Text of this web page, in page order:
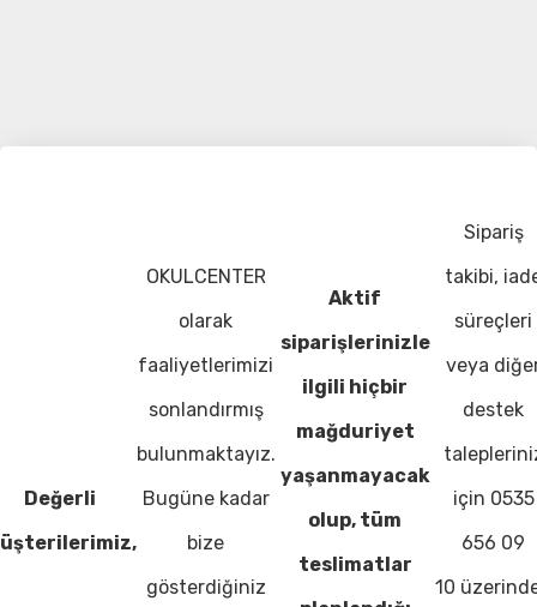
Değerli
OKULCENTER
olarak
faaliyetlerimizi
sonlandırmış
bulunmaktayız.
Bugüne kadar
bize
gösterdiğiniz
Aktif
siparişlerinizle
ilgili hiçbir
mağduriyet
yaşanmayacak
olup, tüm
teslimatlar
Sipariş
takibi,
süreçleri
veya
destek
için 0535
656 09
10